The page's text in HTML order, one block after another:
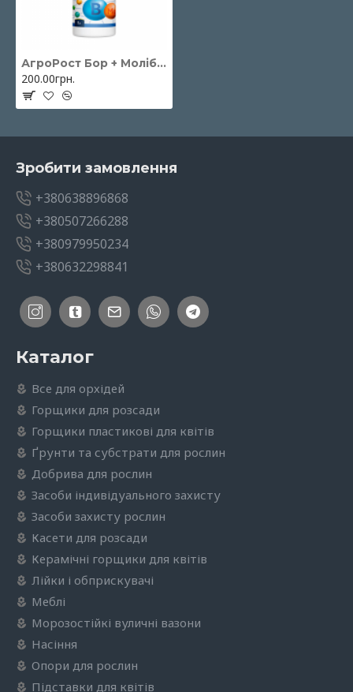
АгроРост Бор + Молібден 1л
200.00грн.
Зробити замовлення
+380638896868
+380507266288
+380979950234
+380632298841
Каталог
Все для орхідей
Горщики для розсади
Горщики пластикові для квітів
Ґрунти та субстрати для рослин
Добрива для рослин
Засоби індивідуального захисту
Засоби захисту рослин
Касети для розсади
Керамічні горщики для квітів
Лійки і обприскувачі
Меблі
Морозостійкі вуличні вазони
Насіння
Опори для рослин
Підставки для квітів